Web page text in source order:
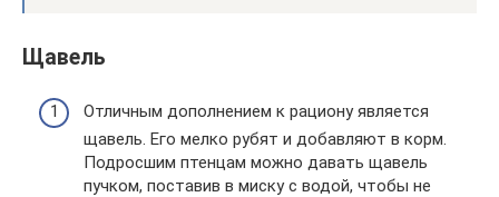
Щавель
Отличным дополнением к рациону является
щавель. Его мелко рубят и добавляют в корм.
Подросшим птенцам можно давать щавель
пучком, поставив в миску с водой, чтобы не